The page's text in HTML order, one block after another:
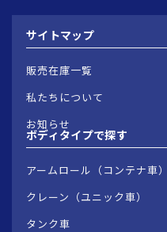
サイトマップ
販売在庫一覧
私たちについて
お知らせ
ボディタイプで探す
アームロール（コンテナ車）
クレーン（ユニック車）
タンク車